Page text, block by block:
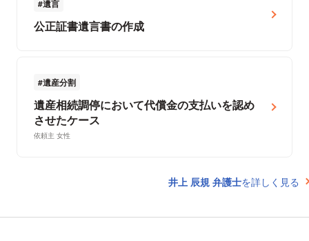
遺言
公正証書遺言書の作成
遺産分割
遺産相続調停において代償金の支払いを認め
させたケース
依頼主 女性
井上 辰規 弁護士を詳しく見る